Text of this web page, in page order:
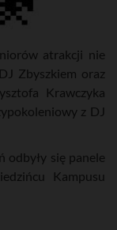
atrakcji nie
Zbyszkiem oraz
Krawczyka
z DJ
odbyły się panele
Kampusu